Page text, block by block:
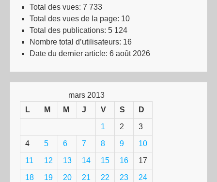
Total des vues: 7 733
Total des vues de la page: 10
Total des publications: 5 124
Nombre total d’utilisateurs: 16
Date du dernier article: 6 août 2026
mars 2013
L
M M J V S D
1 2 3
4 5 6 7 8 9 10
11 12 13 14 15 16 17
18 19 20 21 22 23 24